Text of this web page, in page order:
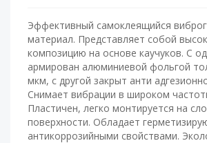
Эффективный самоклеящийся
материал. Представляет собой
композицию на основе каучуков. С
армирован алюминиевой фольгой
мкм, с другой закрыт анти
Снимает вибрации в широком
Пластичен, легко монтируется на
поверхности. Обладает
антикоррозийными свойствами.